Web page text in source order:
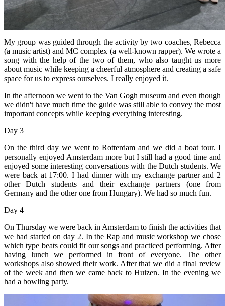
My group was guided through the activity by two coaches, Rebecca
(a music artist) and MC complex (a well-known rapper). We wrote a
song with the help of the two of them, who also taught us more
about music while keeping a cheerful atmosphere and creating a safe
space for us to express ourselves. I really enjoyed it.
In the afternoon we went to the Van Gogh museum and even though
we didn't have much time the guide was still able to convey the most
important concepts while keeping everything interesting.
Day 3
On the third day we went to Rotterdam and we did a boat tour. I
personally enjoyed Amsterdam more but I still had a good time and
enjoyed some interesting conversations with the Dutch students. We
were back at 17:00. I had dinner with my exchange partner and 2
other Dutch students and their exchange partners (one from
Germany and the other one from Hungary). We had so much fun.
Day 4
On Thursday we were back in Amsterdam to finish the activities that
we had started on day 2. In the Rap and music workshop we chose
which type beats could fit our songs and practiced performing. After
having lunch we performed in front of everyone. The other
workshops also showed their work. After that we did a final review
of the week and then we came back to Huizen. In the evening we
had a bowling party.